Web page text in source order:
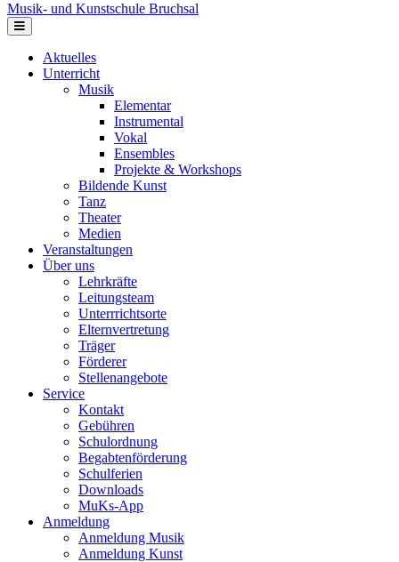
Musik- und Kunstschule Bruchsal
Navigation
Aktuelles
Unterricht
Musik
Elementar
Instrumental
Vokal
Ensembles
Projekte & Workshops
Bildende Kunst
Tanz
Theater
Medien
Veranstaltungen
Über uns
Lehrkräfte
Leitungsteam
Unterrrichtsorte
Elternvertretung
Träger
Förderer
Stellenangebote
Service
Kontakt
Gebühren
Schulordnung
Begabtenförderung
Schulferien
Downloads
MuKs-App
Anmeldung
Anmeldung Musik
Anmeldung Kunst